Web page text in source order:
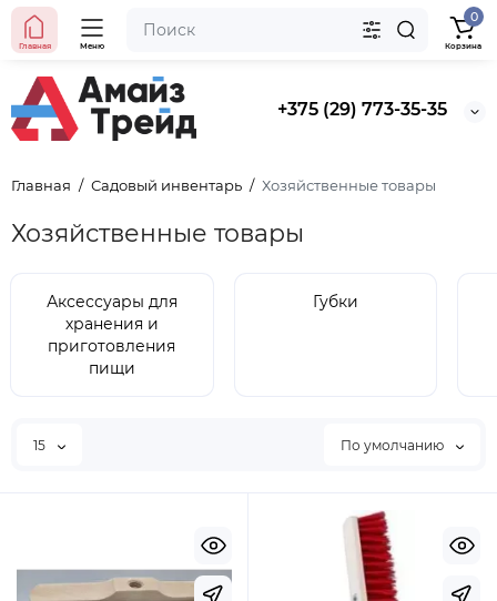
+375 (29) 773-35-35
Главная Меню
0
Корзина
Главная Садовый инвентарь Хозяйственные товары
Хозяйственные товары
Аксессуары для
хранения и
приготовления
пищи
Губки
15 По умолчанию